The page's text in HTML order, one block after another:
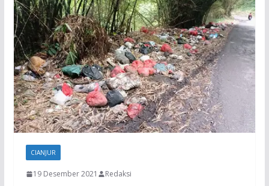
CIANJUR
19 Desember 2021 Redaksi